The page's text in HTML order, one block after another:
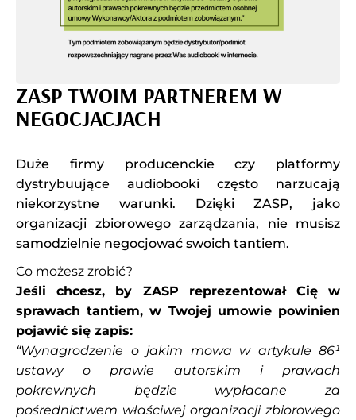
ZASP TWOIM PARTNEREM W
NEGOCJACJACH
Duże firmy producenckie czy platformy
dystrybuujące audiobooki często narzucają
niekorzystne warunki. Dzięki ZASP, jako
organizacji zbiorowego zarządzania, nie musisz
samodzielnie negocjować swoich tantiem.
Co możesz zrobić?
Jeśli chcesz, by ZASP reprezentował Cię w
sprawach tantiem, w Twojej umowie powinien
pojawić się zapis:
“Wynagrodzenie o jakim mowa w artykule 86¹
ustawy o prawie autorskim i prawach
pokrewnych będzie wypłacane za
pośrednictwem właściwej organizacji zbiorowego